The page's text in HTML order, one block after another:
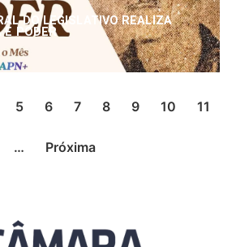
DO LEGISLATIVO REALIZA
E PODER
5 6 7 8 9 10 11
… Próxima